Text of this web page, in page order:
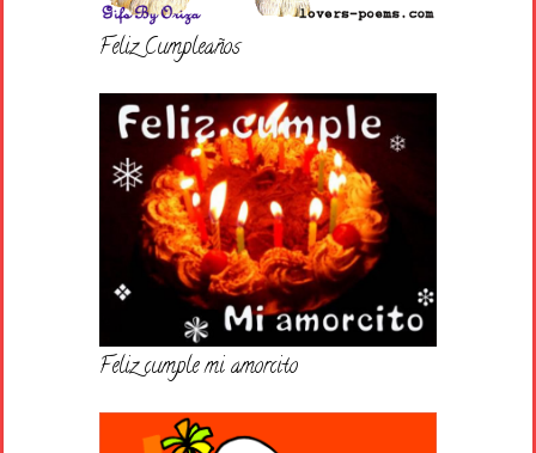
Feliz Cumpleaños
Feliz cumple mi amorcito